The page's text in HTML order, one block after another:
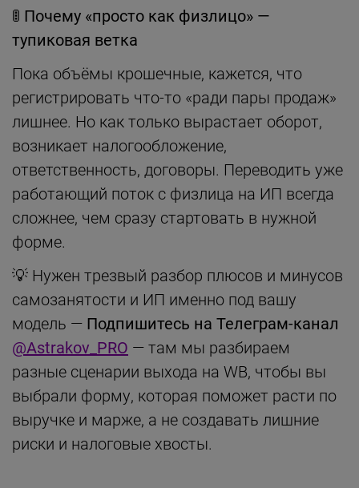
🚦 Почему «просто как физлицо» —
тупиковая ветка
Пока объёмы крошечные, кажется, что
регистрировать что-то «ради пары продаж»
лишнее. Но как только вырастает оборот,
возникает налогообложение,
ответственность, договоры. Переводить уже
работающий поток с физлица на ИП всегда
сложнее, чем сразу стартовать в нужной
форме.
💡 Нужен трезвый разбор плюсов и минусов
самозанятости и ИП именно под вашу
модель — Подпишитесь на Телеграм-канал
@Astrakov_PRO — там мы разбираем
разные сценарии выхода на WB, чтобы вы
выбрали форму, которая поможет расти по
выручке и марже, а не создавать лишние
риски и налоговые хвосты.